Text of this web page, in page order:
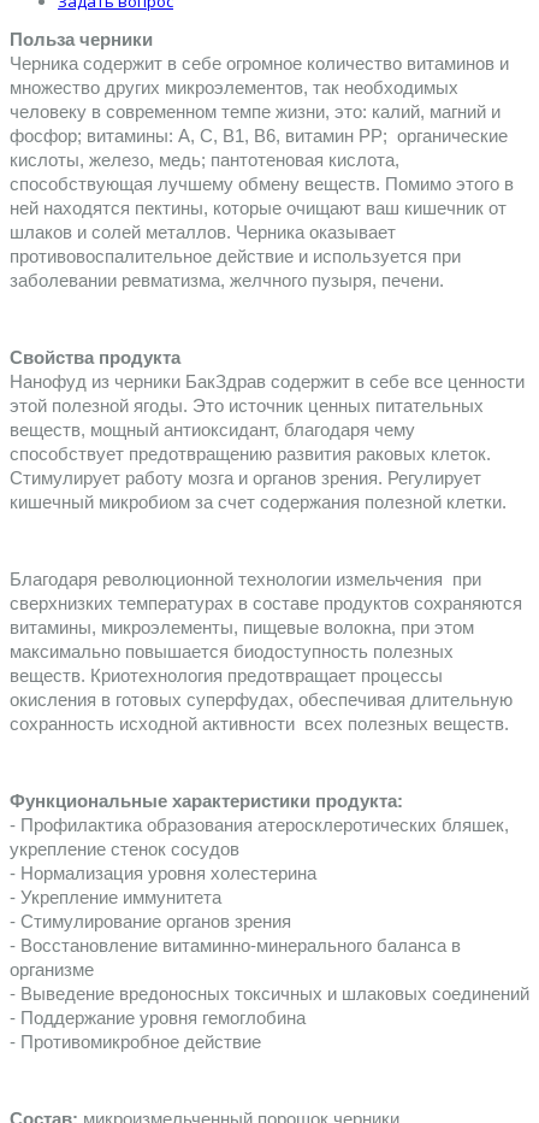
Польза черники
Черника содержит в себе огромное количество витаминов и
множество других микроэлементов, так необходимых
человеку в современном темпе жизни, это: калий, магний и
фосфор; витамины: А, С, В1, B6, витамин РР;  органические
кислоты, железо, медь; пантотеновая кислота,
способствующая лучшему обмену веществ. Помимо этого в
ней находятся пектины, которые очищают ваш кишечник от
шлаков и солей металлов. Черника оказывает
противовоспалительное действие и используется при
заболевании ревматизма, желчного пузыря, печени.
Свойства продукта
Нанофуд из черники БакЗдрав содержит в себе все ценности
этой полезной ягоды. Это источник ценных питательных
веществ, мощный антиоксидант, благодаря чему
способствует предотвращению развития раковых клеток.
Стимулирует работу мозга и органов зрения. Регулирует
кишечный микробиом за счет содержания полезной клетки.
Благодаря революционной технологии измельчения  при
сверхнизких температурах в составе продуктов сохраняются
витамины, микроэлементы, пищевые волокна, при этом
максимально повышается биодоступность полезных
веществ. Криотехнология предотвращает процессы
окисления в готовых суперфудах, обеспечивая длительную
сохранность исходной активности  всех полезных веществ.
Функциональные характеристики продукта:
- Профилактика образования атеросклеротических бляшек,
укрепление стенок сосудов
- Нормализация уровня холестерина
- Укрепление иммунитета
- Стимулирование органов зрения
- Восстановление витаминно-минерального баланса в
организме
- Выведение вредоносных токсичных и шлаковых соединений
- Поддержание уровня гемоглобина
- Противомикробное действие